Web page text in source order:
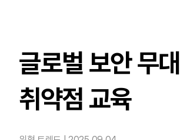
글로벌 보안 무
취약점 교육